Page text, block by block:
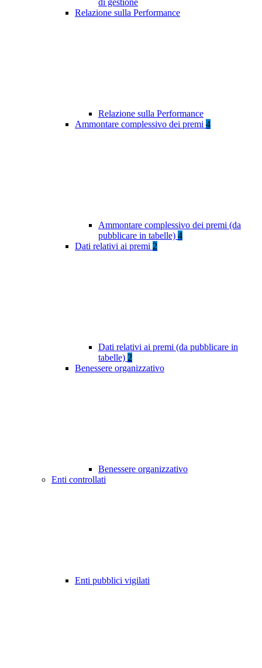
di gestione
Relazione sulla Performance
Relazione sulla Performance
Ammontare complessivo dei premi 4
Ammontare complessivo dei premi (da
pubblicare in tabelle) 4
Dati relativi ai premi 2
Dati relativi ai premi (da pubblicare in
tabelle) 2
Benessere organizzativo
Benessere organizzativo
Enti controllati
Enti pubblici vigilati